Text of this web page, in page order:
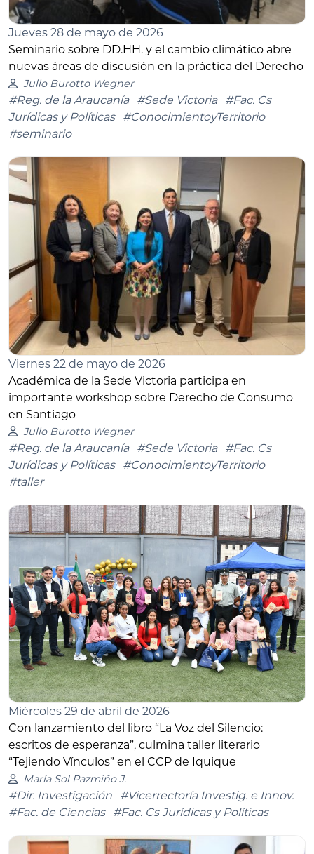
Jueves 28 de mayo de 2026
Seminario sobre DD.HH. y el cambio climático abre
nuevas áreas de discusión en la práctica del Derecho
Julio Burotto Wegner
#Reg. de la Araucanía #Sede Victoria
#Fac. Cs
Jurídicas y Políticas
#ConocimientoyTerritorio
#seminario
Viernes 22 de mayo de 2026
Académica de la Sede Victoria participa en
importante workshop sobre Derecho de Consumo
en Santiago
Julio Burotto Wegner
#Reg. de la Araucanía #Sede Victoria
#Fac. Cs
Jurídicas y Políticas
#ConocimientoyTerritorio
#taller
Miércoles 29 de abril de 2026
Con lanzamiento del libro “La Voz del Silencio:
escritos de esperanza”, culmina taller literario
“Tejiendo Vínculos” en el CCP de Iquique
María Sol Pazmiño J.
#Dir. Investigación
#Vicerrectoría Investig. e Innov.
#Fac. de Ciencias
#Fac. Cs Jurídicas y Políticas